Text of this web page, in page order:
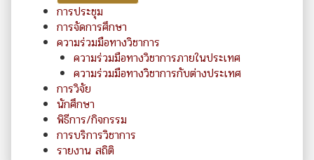
การประชุม
การจัดการศึกษา
ความร่วมมือทางวิชาการ
ความร่วมมือทางวิชาการภายในประเทศ
ความร่วมมือทางวิชาการกับต่างประเทศ
การวิจัย
นักศึกษา
พิธีการ/กิจกรรม
การบริการวิชาการ
รายงาน สถิติ